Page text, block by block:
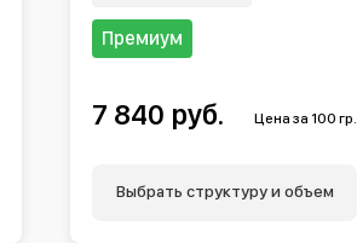
Премиум
7 840 руб. Цена за 100 гр.
Выбрать структуру и объем